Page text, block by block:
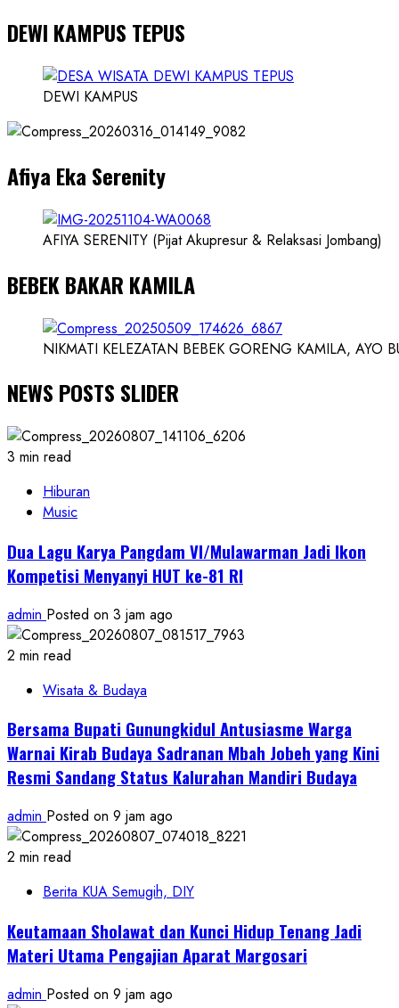
about
Founder
Konsep
Karnus
Dokter
Ilmuwan
DEWI KAMPUS TEPUS
DEWI KAMPUS
Afiya Eka Serenity
AFIYA SERENITY (Pijat Akupresur & Relaksasi Jombang)
BEBEK BAKAR KAMILA
NIKMATI KELEZATAN BEBEK GORENG KAMILA, AYO
NEWS POSTS SLIDER
3 min read
Hiburan
Music
Dua Lagu Karya Pangdam VI/Mulawarman Jadi Ikon
Kompetisi Menyanyi HUT ke-81 RI
admin Posted on 3 jam ago
2 min read
Wisata & Budaya
Bersama Bupati Gunungkidul Antusiasme Warga
Warnai Kirab Budaya Sadranan Mbah Jobeh yang Kini
Resmi Sandang Status Kalurahan Mandiri Budaya
admin Posted on 9 jam ago
2 min read
Berita KUA Semugih, DIY
Keutamaan Sholawat dan Kunci Hidup Tenang Jadi
Materi Utama Pengajian Aparat Margosari
admin Posted on 9 jam ago